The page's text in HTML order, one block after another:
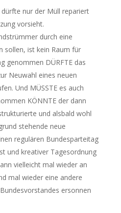
nur der Müll repariert
vorsieht.
durch eine
sollen, ist kein Raum für
genommen DÜRFTE das
Neuwahl eines neuen
Und MÜSSTE es auch
KÖNNTE der dann
und alsbald wohl
stehende neue
regulären Bundesparteitag
und kreativer Tagesordnung
vielleicht mal wieder an
mal wieder eine andere
ersonnen